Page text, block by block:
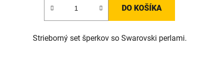
DO KOŠÍKA
Strieborný set šperkov so Swarovski perlami.